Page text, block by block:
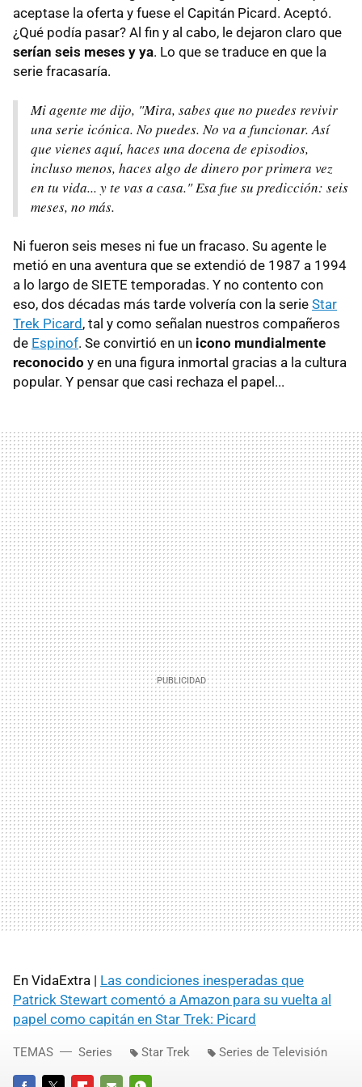
aceptase la oferta y fuese el Capitán Picard. Aceptó.
¿Qué podía pasar? Al fin y al cabo, le dejaron claro que
serían seis meses y ya. Lo que se traduce en que la
serie fracasaría.
Mi agente me dijo, "Mira, sabes que no puedes revivir
una serie icónica. No puedes. No va a funcionar. Así
que vienes aquí, haces una docena de episodios,
incluso menos, haces algo de dinero por primera vez
en tu vida... y te vas a casa." Esa fue su predicción: seis
meses, no más.
Ni fueron seis meses ni fue un fracaso. Su agente le
metió en una aventura que se extendió de 1987 a 1994
a lo largo de SIETE temporadas. Y no contento con
eso, dos décadas más tarde volvería con la serie Star
Trek Picard, tal y como señalan nuestros compañeros
de Espinof. Se convirtió en un icono mundialmente
reconocido y en una figura inmortal gracias a la cultura
popular. Y pensar que casi rechaza el papel...
En VidaExtra | Las condiciones inesperadas que
Patrick Stewart comentó a Amazon para su vuelta al
papel como capitán en Star Trek: Picard
TEMAS Series Star Trek Series de Televisión